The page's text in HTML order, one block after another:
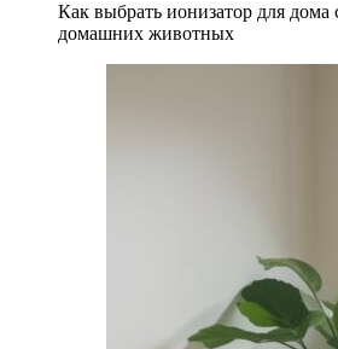
Как выбрать ионизатор для дома
домашних животных